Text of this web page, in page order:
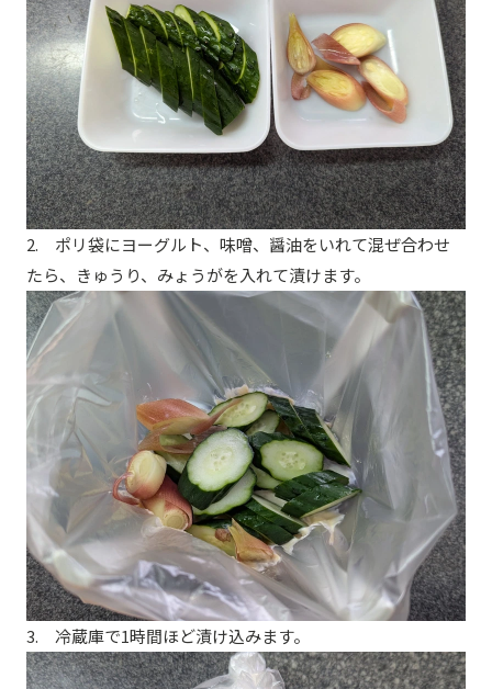
2. ポリ袋にヨーグルト、味噌、醤油をいれて混ぜ合わせ
たら、きゅうり、みょうがを入れて漬けます。
3. 冷蔵庫で1時間ほど漬け込みます。